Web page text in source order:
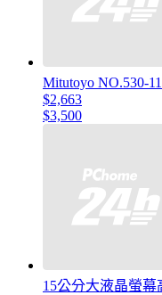
Mitutoyo NO.530-
$2,663
$3,500
15公分大液晶螢